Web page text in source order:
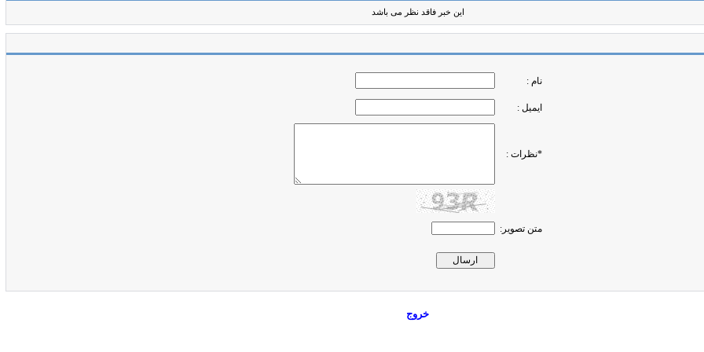
این خبر فاقد نظر می باشد
نام :
ایمیل :
*نظرات :
متن تصویر:
خروج